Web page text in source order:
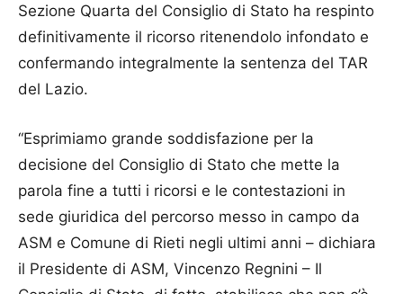
Sezione Quarta del Consiglio di Stato ha respinto
definitivamente il ricorso ritenendolo infondato e
confermando integralmente la sentenza del TAR
del Lazio.
“Esprimiamo grande soddisfazione per la
decisione del Consiglio di Stato che mette la
parola fine a tutti i ricorsi e le contestazioni in
sede giuridica del percorso messo in campo da
ASM e Comune di Rieti negli ultimi anni – dichiara
il Presidente di ASM, Vincenzo Regnini – Il